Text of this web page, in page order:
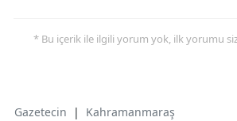
* Bu içerik ile ilgili yorum yok, ilk yorumu siz
Gazetecin | Kahramanmaraş